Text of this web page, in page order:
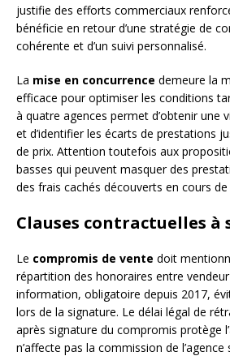
justifie des efforts commerciaux
bénéficie en retour d’une stratégie de
cohérente et d’un suivi personnalisé.
La mise en concurrence demeure la
efficace pour optimiser les conditions
à quatre agences permet d’obtenir une
et d’identifier les écarts de prestations
de prix. Attention toutefois aux
basses qui peuvent masquer des
des frais cachés découverts en cours
Clauses contractuelles à
Le compromis de vente doit
répartition des honoraires entre
information, obligatoire depuis 2017,
lors de la signature. Le délai légal de
après signature du compromis protège
n’affecte pas la commission de